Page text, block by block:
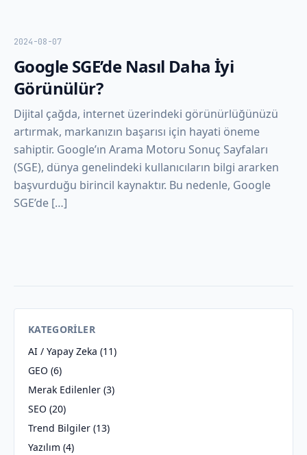
2024-08-07
Google SGE’de Nasıl Daha İyi
Görünülür?
Dijital çağda, internet üzerindeki görünürlüğünüzü
artırmak, markanızın başarısı için hayati öneme
sahiptir. Google’ın Arama Motoru Sonuç Sayfaları
(SGE), dünya genelindeki kullanıcıların bilgi ararken
başvurduğu birincil kaynaktır. Bu nedenle, Google
SGE’de […]
KATEGORILER
AI / Yapay Zeka (11)
GEO (6)
Merak Edilenler (3)
SEO (20)
Trend Bilgiler (13)
Yazılım (4)